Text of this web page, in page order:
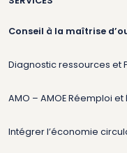
Conseil à la maîtrise
Diagnostic ressources et
AMO – AMOE Réemploi
Intégrer l’économie